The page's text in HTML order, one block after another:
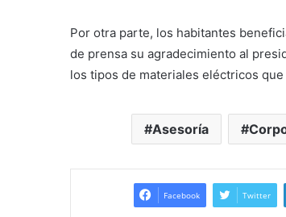
Por otra parte, los habitantes
de prensa su agradecimiento al
los tipos de materiales eléctricos
Asesoría
Facebook Twitter